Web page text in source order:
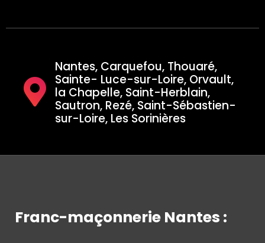
Nantes, Carquefou, Thouaré,
Sainte- Luce-sur-Loire, Orvault,
la Chapelle, Saint-Herblain,
Sautron, Rezé, Saint-Sébastien-
sur-Loire, Les Sorinières
Franc-maçonnerie Nantes :